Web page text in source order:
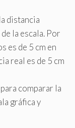
distancia
la escala. Por
es de 5 cm en
real es de 5 cm
comparar la
gráfica y